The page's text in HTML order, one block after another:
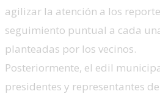
agilizar la atención a los
seguimiento puntual a cada
planteadas por los vecinos.
Posteriormente, el edil
presidentes y representantes